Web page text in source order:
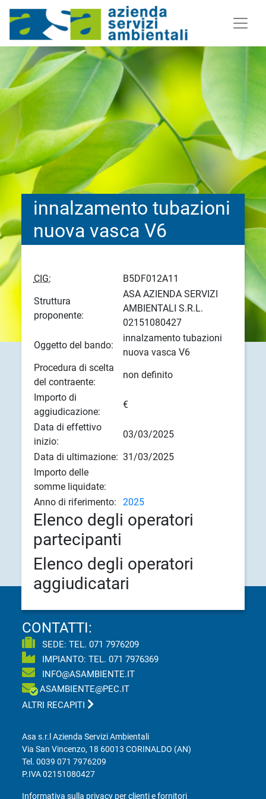
innalzamento tubazioni
nuova vasca V6
CIG:
B5DF012A11
Struttura
proponente:
ASA AZIENDA SERVIZI
AMBIENTALI S.R.L.
02151080427
Oggetto del bando:
innalzamento tubazioni
nuova vasca V6
Procedura di scelta
del contraente:
non definito
Importo di
aggiudicazione:
€
Data di effettivo
inizio:
03/03/2025
Data di ultimazione: 31/03/2025
Importo delle
somme liquidate:
Anno di riferimento:
2025
Elenco degli operatori
partecipanti
Elenco degli operatori
aggiudicatari
CONTATTI:
SEDE: TEL.071 7976209
IMPIANTO: TEL.071 7976369
INFO@ASAMBIENTE.IT
ASAMBIENTE@PEC.IT
ALTRI RECAPITI
Asa s.r.l Azienda Servizi Ambientali
Via San Vincenzo, 18 60013 CORINALDO (AN)
Tel.0039 071 7976209
P.IVA 02151080427
Informativa sulla privacy per clienti e fornitori